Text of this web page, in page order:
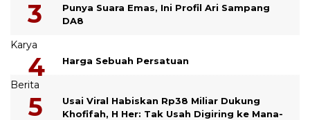
Punya Suara Emas, Ini Profil Ari Sampang
DA8
Karya
Harga Sebuah Persatuan
Berita
Usai Viral Habiskan Rp38 Miliar Dukung
Khofifah, H Her: Tak Usah Digiring ke Mana-